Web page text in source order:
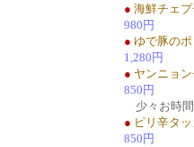
● 海鮮チェ
980円
● ゆで豚の
1,280円
● ヤンニョ
850円
少々お時間
● ピリ辛タ
850円